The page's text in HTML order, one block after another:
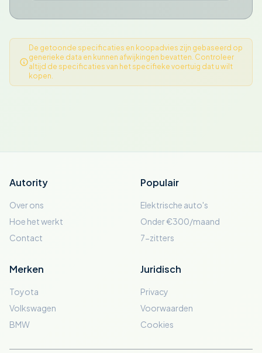
De getoonde specificaties en koopadvies zijn gebaseerd op
generieke data en kunnen afwijkingen bevatten. Controleer
altijd de specificaties van het specifieke voertuig dat u wilt
kopen.
Autority
Over ons
Hoe het werkt
Contact
Populair
Elektrische auto's
Onder €300/maand
7-zitters
Merken
Toyota
Volkswagen
BMW
Juridisch
Privacy
Voorwaarden
Cookies